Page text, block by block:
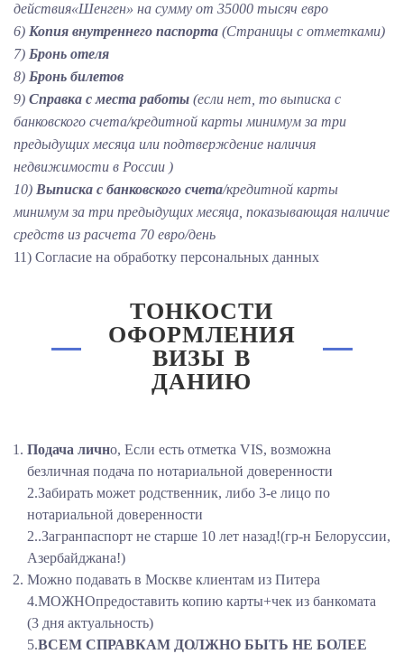
действия«Шенген» на сумму от 35000 тысяч евро
6) Копия внутреннего паспорта (Страницы с отметками)
7) Бронь отеля
8) Бронь билетов
9) Справка с места работы (если нет, то выписка с
банковского счета/кредитной карты минимум за три
предыдущих месяца или подтверждение наличия
недвижимости в России )
10) Выписка с банковского счета/кредитной карты
минимум за три предыдущих месяца, показывающая наличие
средств из расчета 70 евро/день
11) Согласие на обработку персональных данных
ТОНКОСТИ
ОФОРМЛЕНИЯ
ВИЗЫ В
ДАНИЮ
Подача лично, Если есть отметка VIS, возможна
безличная подача по нотариальной доверенности
2.Забирать может родственник, либо 3-е лицо по
нотариальной доверенности
2..Загранпаспорт не старше 10 лет назад!(гр-н Белоруссии,
Азербайджана!)
Можно подавать в Москве клиентам из Питера
4.МОЖНОпредоставить копию карты+чек из банкомата
(3 дня актуальность)
5.ВСЕМ СПРАВКАМ ДОЛЖНО БЫТЬ НЕ БОЛЕЕ